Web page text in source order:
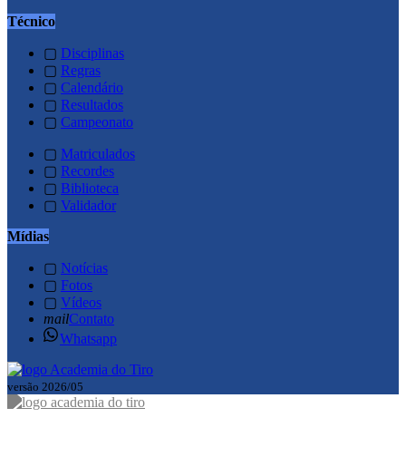
Técnico
▢ Disciplinas
▢ Regras
▢ Calendário
▢ Resultados
▢ Campeonato
▢ Matriculados
▢ Recordes
▢ Biblioteca
▢ Validador
Mídias
▢ Notícias
▢ Fotos
▢ Vídeos
mailContato
Whatsapp
versão 2026/05